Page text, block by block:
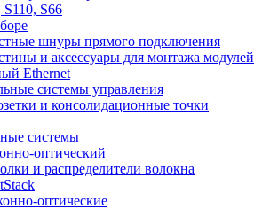
S66
шнуры прямого подключения
и аксессуары для монтажа модулей
Ethernet
системы управления
и консолидационные точки
системы
оптический
и распределители волокна
оптические